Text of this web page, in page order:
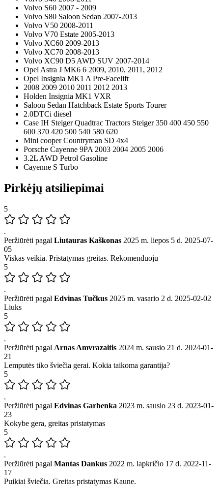
Volvo S60 2007 - 2009
Volvo S80 Saloon Sedan 2007-2013
Volvo V50 2008-2011
Volvo V70 Estate 2005-2013
Volvo XC60 2009-2013
Volvo XC70 2008-2013
Volvo XC90 D5 AWD SUV 2007-2014
Opel Astra J MK6 6 2009, 2010, 2011, 2012
Opel Insignia MK1 A Pre-Facelift
2008 2009 2010 2011 2012 2013
Holden Insignia MK1 VXR
Saloon Sedan Hatchback Estate Sports Tourer
2.0DTCi diesel
Case IH Steiger Quadtrac Tractors Steiger 350 400 450 550
600 370 420 500 540 580 620
Mini cooper Countryman SD 4x4
Porsche Cayenne 9PA 2003 2004 2005 2006
3.2L AWD Petrol Gasoline
Cayenne S Turbo
Pirkėjų atsiliepimai
5
.
Peržiūrėti pagal Liutauras Kaškonas 2025 m. liepos 5 d. 2025-07-
05
Viskas veikia. Pristatymas greitas. Rekomenduoju
5
.
Peržiūrėti pagal Edvinas Tučkus 2025 m. vasario 2 d. 2025-02-02
Liuks
5
.
Peržiūrėti pagal Arnas Amvrazaitis 2024 m. sausio 21 d. 2024-01-
21
Lemputės tiko šviečia gerai. Kokia taikoma garantija?
5
.
Peržiūrėti pagal Edvinas Garbenka 2023 m. sausio 23 d. 2023-01-
23
Kokybe gera, greitas pristatymas
5
.
Peržiūrėti pagal Mantas Dankus 2022 m. lapkričio 17 d. 2022-11-
17
Puikiai šviečia. Greitas pristatymas Kaune.